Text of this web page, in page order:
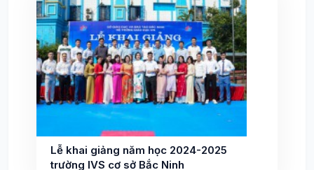
Lễ khai giảng năm học 2024-2025
trường IVS cơ sở Bắc Ninh